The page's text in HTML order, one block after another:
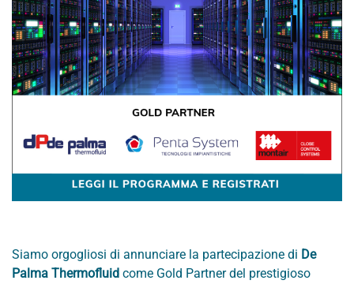
Siamo orgogliosi di annunciare la partecipazione di De
Palma Thermofluid come Gold Partner del prestigioso